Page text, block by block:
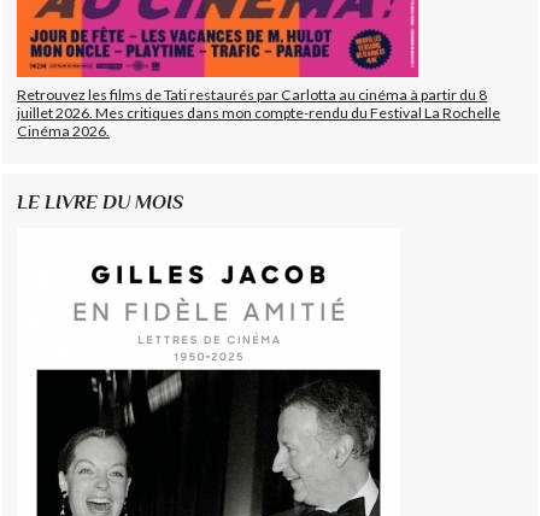
Retrouvez les films de Tati restaurés par Carlotta au cinéma à partir du 8
juillet 2026. Mes critiques dans mon compte-rendu du Festival La Rochelle
Cinéma 2026.
LE LIVRE DU MOIS